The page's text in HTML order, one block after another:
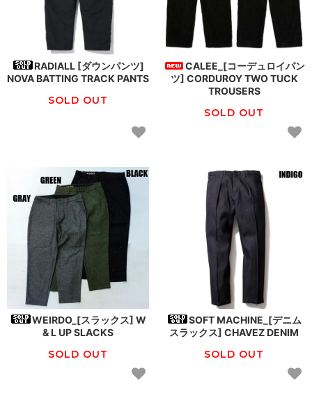
RADIALL [ダウンパンツ]
NOVA BATTING TRACK PANTS
SOLD OUT
CALEE_[コーデュロイパン
ツ] CORDUROY TWO TUCK
TROUSERS
SOLD OUT
WEIRDO_[スラックス] W
& L UP SLACKS
SOLD OUT
SOFT MACHINE_[デニム
スラックス] CHAVEZ DENIM
SOLD OUT